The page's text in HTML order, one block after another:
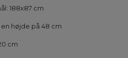
188x87 cm
højde på 48 cm
cm